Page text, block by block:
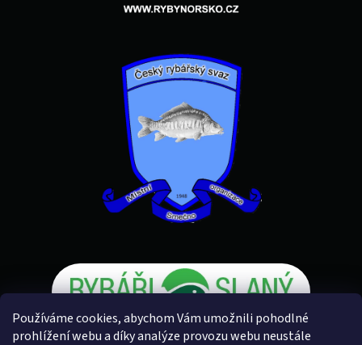
Používáme cookies, abychom Vám umožnili pohodlné
prohlížení webu a díky analýze provozu webu neustále